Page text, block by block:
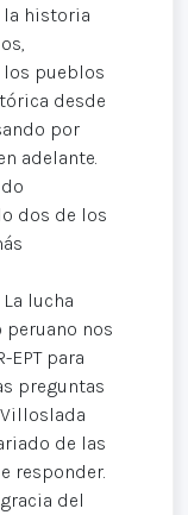
la historia
los pueblos
desde
por
adelante.
dos de los
lucha
nos
EPT para
preguntas
de las
responder.
del